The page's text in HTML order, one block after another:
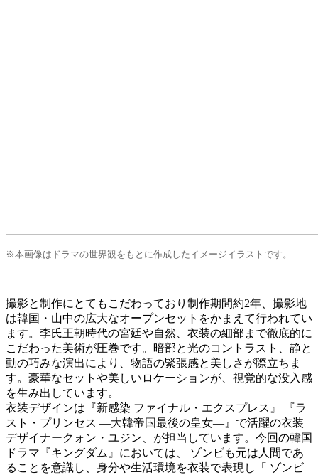
※本画像はドラマの世界観をもとに作成したイメージイラストです。
撮影と制作にとてもこだわっており制作期間約2年、撮影地
は韓国・山中の広大なオープンセットをかまえて行われてい
ます。李氏王朝時代の宮廷や自然、衣装の細部まで徹底的に
こだわった美術が圧巻です。暗部と光のコントラスト、静と
動の巧みな演出により、物語の緊張感と美しさが際立ちま
す。豪華なセットや美しいロケーションが、視覚的な没入感
を生み出しています。
衣装デザインは『新感染 ファイナル・エクスプレス』 『ラ
スト・プリンセス ―大韓帝国最後の皇女―』で活躍の衣装
デザイナークォン・ユジン、が担当しています。今回の韓国
ドラマ『キングダム』においては、 ゾンビも元は人間であ
ることを意識し、身分や生活環境を衣装で表現し「 ゾンビ